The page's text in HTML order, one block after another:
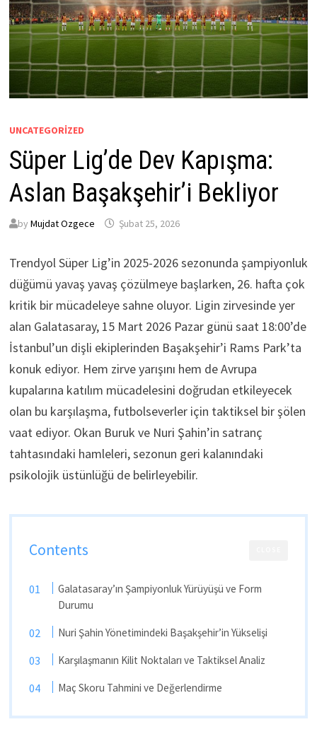
UNCATEGORIZED
Süper Lig’de Dev Kapışma:
Aslan Başakşehir’i Bekliyor
by Mujdat Ozgece Şubat 25, 2026
Trendyol Süper Lig’in 2025-2026 sezonunda şampiyonluk
düğümü yavaş yavaş çözülmeye başlarken, 26. hafta çok
kritik bir mücadeleye sahne oluyor. Ligin zirvesinde yer
alan Galatasaray, 15 Mart 2026 Pazar günü saat 18:00’de
İstanbul’un dişli ekiplerinden Başakşehir’i Rams Park’ta
konuk ediyor. Hem zirve yarışını hem de Avrupa
kupalarına katılım mücadelesini doğrudan etkileyecek
olan bu karşılaşma, futbolseverler için taktiksel bir şölen
vaat ediyor. Okan Buruk ve Nuri Şahin’in satranç
tahtasındaki hamleleri, sezonun geri kalanındaki
psikolojik üstünlüğü de belirleyebilir.
Contents
Galatasaray’ın Şampiyonluk Yürüyüşü ve Form
Durumu
Nuri Şahin Yönetimindeki Başakşehir’in Yükselişi
Karşılaşmanın Kilit Noktaları ve Taktiksel Analiz
Maç Skoru Tahmini ve Değerlendirme